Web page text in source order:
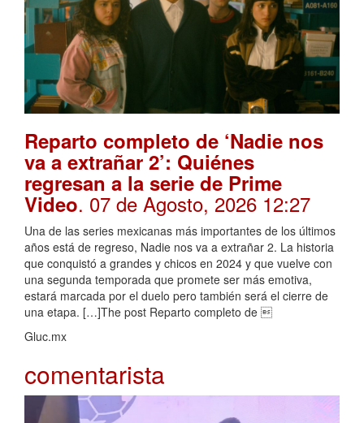
Reparto completo de ‘Nadie nos
va a extrañar 2’: Quiénes
regresan a la serie de Prime
Video. 07 de Agosto, 2026 12:27
Una de las series mexicanas más importantes de los últimos
años está de regreso, Nadie nos va a extrañar 2. La historia
que conquistó a grandes y chicos en 2024 y que vuelve con
una segunda temporada que promete ser más emotiva,
estará marcada por el duelo pero también será el cierre de
una etapa. […]The post Reparto completo de 
Gluc.mx
comentarista